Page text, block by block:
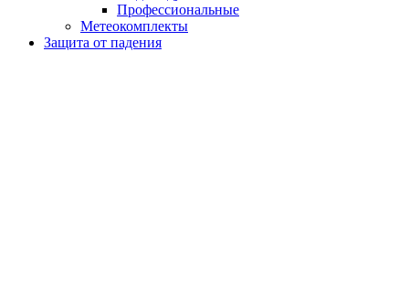
Профессиональные
Метеокомплекты
Защита от падения